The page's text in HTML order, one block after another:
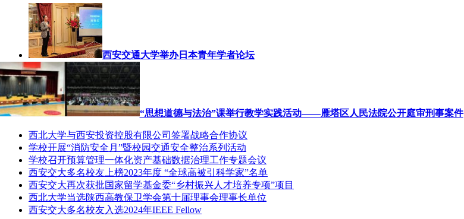
西安交通大学举办日本青年学者论坛
“思想道德与法治”课举行教学实践活动——雁塔区人民法院公开庭审刑事案件
西北大学与西安投资控股有限公司签署战略合作协议
学校开展“消防安全月”暨校园交通安全整治系列活动
学校召开预算管理一体化资产基础数据治理工作专题会议
西安交大多名校友上榜2023年度 “全球高被引科学家”名单
西安交大再次获批国家留学基金委“乡村振兴人才培养专项”项目
西北大学当选陕西高教保卫学会第十届理事会理事长单位
西安交大多名校友入选2024年IEEE Fellow